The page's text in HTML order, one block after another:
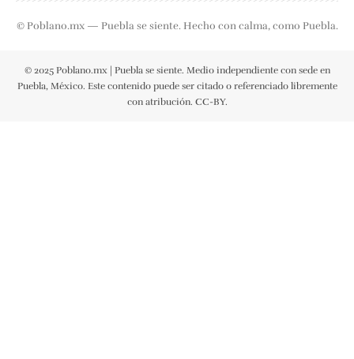
© Poblano.mx — Puebla se siente. Hecho con calma, como Puebla.
© 2025 Poblano.mx | Puebla se siente. Medio independiente con sede en
Puebla, México. Este contenido puede ser citado o referenciado libremente
con atribución. CC-BY.